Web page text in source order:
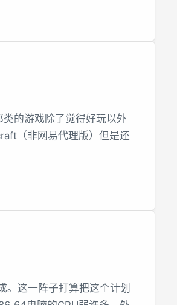
的游戏除了觉得好玩以外
（非网易代理版）但是还
。这一阵子打算把这个计划